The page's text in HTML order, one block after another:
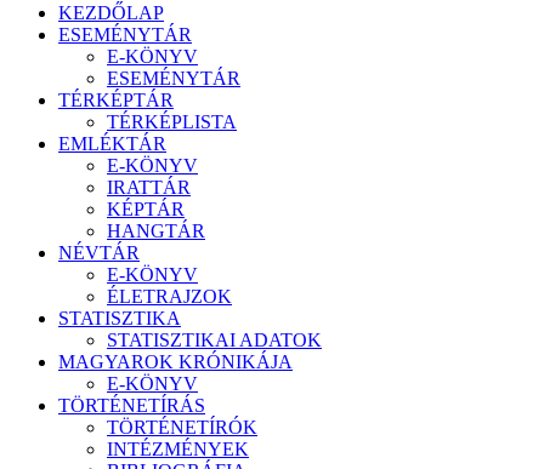
KEZDŐLAP
ESEMÉNYTÁR
E-KÖNYV
ESEMÉNYTÁR
TÉRKÉPTÁR
TÉRKÉPLISTA
EMLÉKTÁR
E-KÖNYV
IRATTÁR
KÉPTÁR
HANGTÁR
NÉVTÁR
E-KÖNYV
ÉLETRAJZOK
STATISZTIKA
STATISZTIKAI ADATOK
MAGYAROK KRÓNIKÁJA
E-KÖNYV
TÖRTÉNETÍRÁS
TÖRTÉNETÍRÓK
INTÉZMÉNYEK